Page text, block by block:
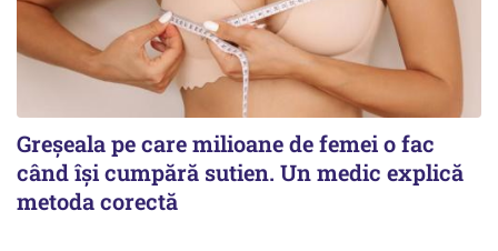
Greșeala pe care milioane de femei o fac
când își cumpără sutien. Un medic explică
metoda corectă